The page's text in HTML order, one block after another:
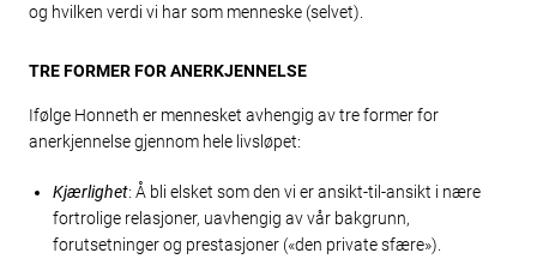
og hvilken verdi vi har som menneske (selvet).
TRE FORMER FOR ANERKJENNELSE
Ifølge Honneth er mennesket avhengig av tre former for
anerkjennelse gjennom hele livsløpet:
Kjærlighet: Å bli elsket som den vi er ansikt-til-ansikt i nære
fortrolige relasjoner, uavhengig av vår bakgrunn,
forutsetninger og prestasjoner («den private sfære»).